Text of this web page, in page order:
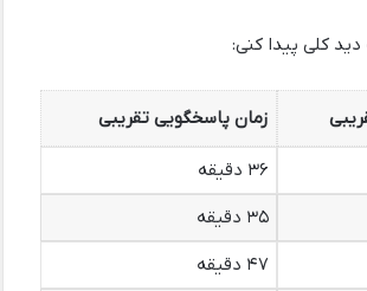
کلی پیدا کنی:
زمان پاسخگویی تقریبی
۳۶ دقیقه
۳۵ دقیقه
۴۷ دقیقه